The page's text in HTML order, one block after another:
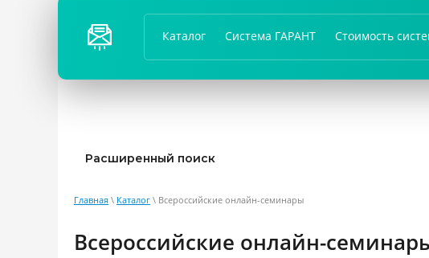
ПЕРЕЗ
ВОНИ
ТЬ
Каталог Система ГАРАНТ Стоимость
Расширенный поиск
Главная \ Каталог \ Всероссийские онлайн-семинары
Всероссийские онлайн-